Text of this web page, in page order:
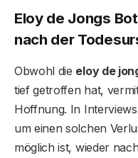
Eloy de Jongs
nach der
Obwohl die eloy de
tief getroffen hat,
Hoffnung. In
um einen solchen
möglich ist, wieder